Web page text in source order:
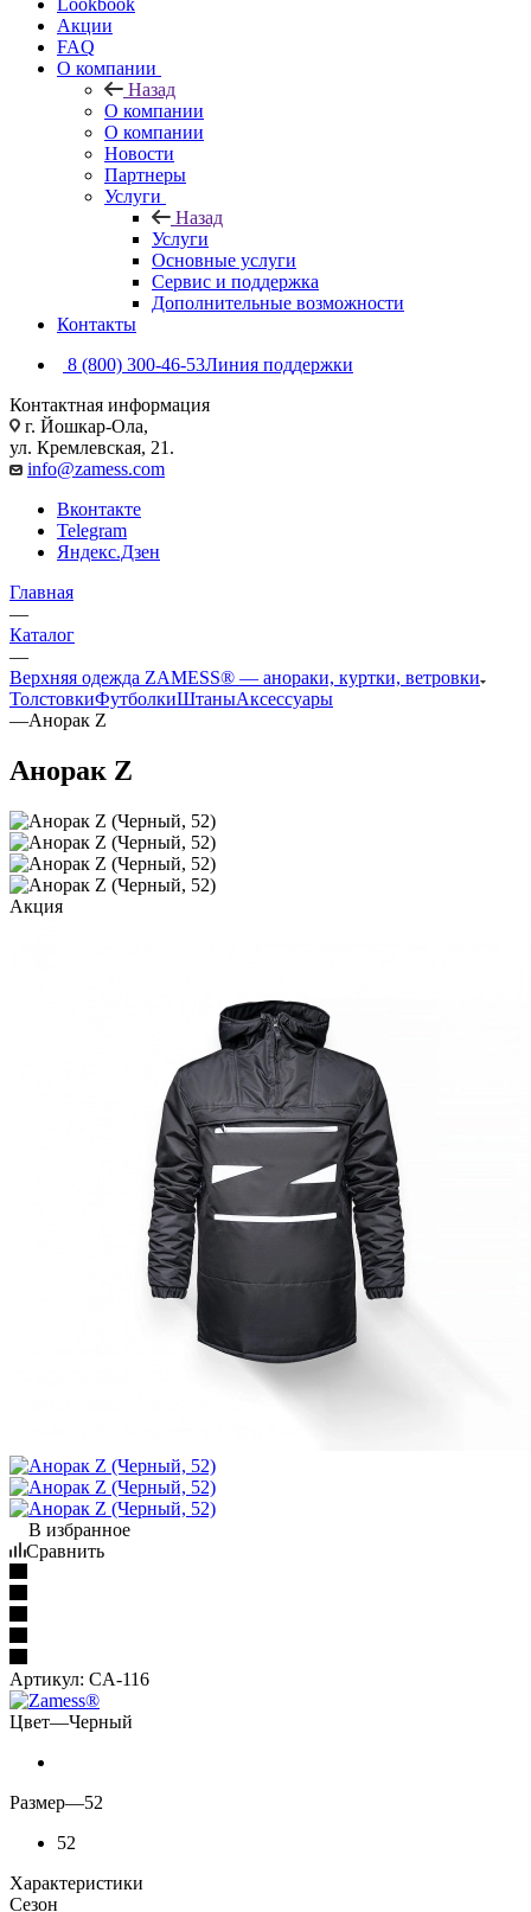
Lookbook
Акции
FAQ
О компании
Назад
О компании
О компании
Новости
Партнеры
Услуги
Назад
Услуги
Основные услуги
Сервис и поддержка
Дополнительные возможности
Контакты
8 (800) 300-46-53Линия поддержки
Контактная информация
г. Йошкар-Ола,
ул. Кремлевская, 21.
info@zamess.com
Вконтакте
Telegram
Яндекс.Дзен
Главная
—
Каталог
—
Верхняя одежда ZAMESS® — анораки, куртки, ветровки
ТолстовкиФутболкиШтаныАксессуары
—Анорак Z
Анорак Z
Акция
В избранное
Сравнить
Артикул: CA-116
Цвет—Черный
Размер—52
52
Характеристики
Сезон